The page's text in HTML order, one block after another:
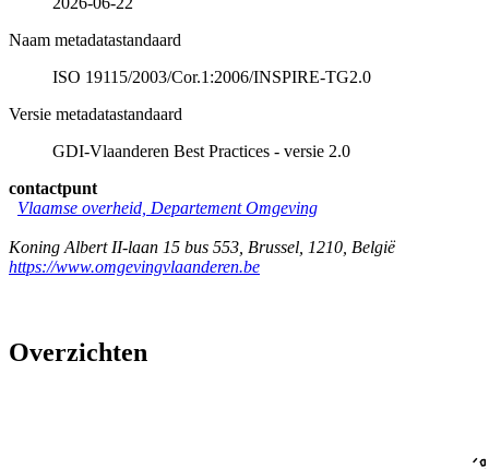
Naam metadatastandaard
ISO 19115/2003/Cor.1:2006/INSPIRE-TG2.0
Versie metadatastandaard
GDI-Vlaanderen Best Practices - versie 2.0
contactpunt
Vlaamse overheid, Departement Omgeving
Koning Albert II-laan 15 bus 553 Brussel 1210 België
https://www.omgevingvlaanderen.be
Overzichten